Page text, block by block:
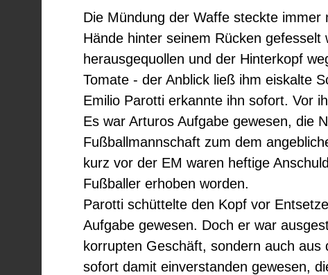
Die Mündung der Waffe steckte
Hände hinter seinem Rücken gefesselt
herausgequollen und der Hinterkopf
Tomate - der Anblick ließ ihm eiskalte
Emilio Parotti erkannte ihn sofort. Vor
Es war Arturos Aufgabe gewesen, die
Fußballmannschaft zum dem
kurz vor der EM waren heftige
Fußballer erhoben worden.
Parotti schüttelte den Kopf vor
Aufgabe gewesen. Doch er war
korrupten Geschäft, sondern auch aus
sofort damit einverstanden gewesen,